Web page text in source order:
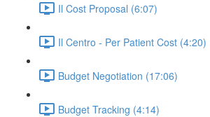
Il Cost Proposal (6:07)
Il Centro - Per Patient Cost (4:20)
Budget Negotiation (17:06)
Budget Tracking (4:14)